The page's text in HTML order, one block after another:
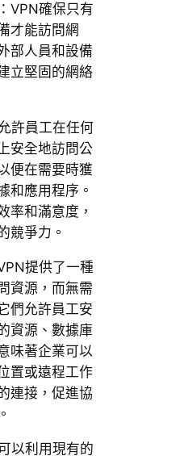
VPN確保只有
才能訪問網
部人員和設備
立堅固的網絡
許員工在任何
安全地訪問公
便在需要時獲
和應用程序。
率和滿意度，
競爭力。
提供了一種
資源，而無需
們允許員工安
資源、數據庫
味著企業可以
置或遠程工作
連接，促進協
以利用現有的